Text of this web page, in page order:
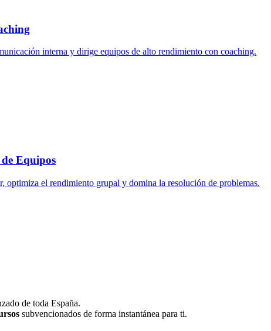
interna y dirige equipos de alto rendimiento con coaching.
Equipos
optimiza el rendimiento grupal y domina la resolución de problemas.
de toda España.
subvencionados de forma instantánea para ti.